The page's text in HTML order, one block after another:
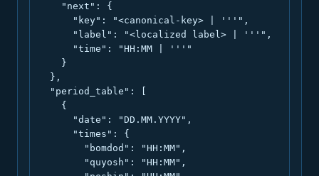
    "next": {
      "key": "<canonical-key> | '''",
      "label": "<localized label> | '''",
      "time": "HH:MM | '''"
    }
  },
  "period_table": [
    {
      "date": "DD.MM.YYYY",
      "times": {
        "bomdod": "HH:MM",
        "quyosh": "HH:MM",